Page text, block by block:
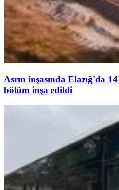
Asrın inşasında Elazığ'da
bölüm inşa edildi